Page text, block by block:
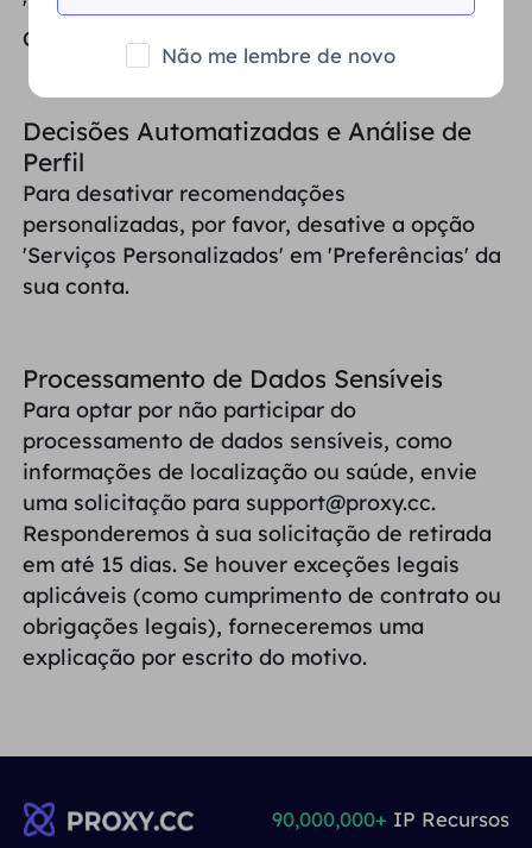
'Configurações de Privacidade -
Compartilhamento de Dados'.
Decisões Automatizadas e Análise de
Perfil
Para desativar recomendações
personalizadas, por favor, desative a opção
'Serviços Personalizados' em 'Preferências' da
sua conta.
Processamento de Dados Sensíveis
Para optar por não participar do
processamento de dados sensíveis, como
informações de localização ou saúde, envie
uma solicitação para support@proxy.cc.
Responderemos à sua solicitação de retirada
em até 15 dias. Se houver exceções legais
aplicáveis (como cumprimento de contrato ou
obrigações legais), forneceremos uma
explicação por escrito do motivo.
90,000,000+ IP Recursos
Não me lembre de novo